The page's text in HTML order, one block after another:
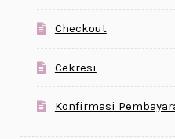
Checkout
Cekresi
Konfirmasi